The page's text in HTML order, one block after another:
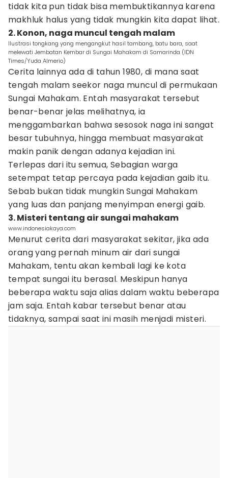
tidak kita pun tidak bisa membuktikannya karena
makhluk halus yang tidak mungkin kita dapat lihat.
2. Konon, naga muncul tengah malam
Ilustrasi tongkang yang mengangkut hasil tambang, batu bara, saat
melewati Jembatan Kembar di Sungai Mahakam di Samarinda (IDN
Times/Yuda Almerio)
Cerita lainnya ada di tahun 1980, di mana saat
tengah malam seekor naga muncul di permukaan
Sungai Mahakam. Entah masyarakat tersebut
benar-benar jelas melihatnya, ia
menggambarkan bahwa sesosok naga ini sangat
besar tubuhnya, hingga membuat masyarakat
makin panik dengan adanya kejadian ini.
Terlepas dari itu semua, Sebagian warga
setempat tetap percaya pada kejadian gaib itu.
Sebab bukan tidak mungkin Sungai Mahakam
yang luas dan panjang menyimpan energi gaib.
3. Misteri tentang air sungai mahakam
www.indonesiakaya.com
Menurut cerita dari masyarakat sekitar, jika ada
orang yang pernah minum air dari sungai
Mahakam, tentu akan kembali lagi ke kota
tempat sungai itu berasal. Meskipun hanya
beberapa waktu saja alias dalam waktu beberapa
jam saja. Entah kabar tersebut benar atau
tidaknya, sampai saat ini masih menjadi misteri.